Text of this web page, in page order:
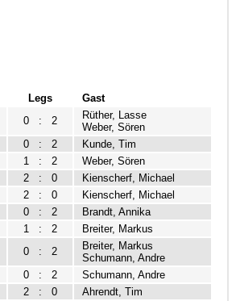
Legs
Gast
0 : 2
Rüther, Lasse
Weber, Sören
0 : 2
Kunde, Tim
1 : 2
Weber, Sören
2 : 0
Kienscherf, Michael
2 : 0
Kienscherf, Michael
0 : 2
Brandt, Annika
1 : 2
Breiter, Markus
0 : 2
Breiter, Markus
Schumann, Andre
0 : 2
Schumann, Andre
2 : 0
Ahrendt, Tim